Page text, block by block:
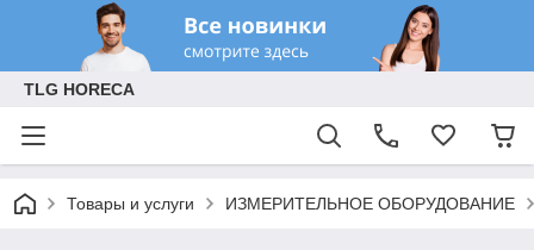
TLG HORECA
Товары и услуги ИЗМЕРИТЕЛЬНОЕ ОБОРУДОВАНИЕ